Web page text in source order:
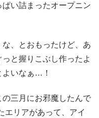
い詰まったオープニン
、とおもったけど、あ
と握りこぶし作ったよ
よいなぁ…！
三月にお邪魔したんで
エリアがあって、アイ